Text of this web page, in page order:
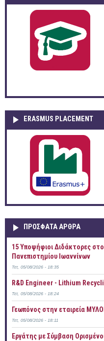
ERASMUS PLACEMENT
ΠΡOΣΦΑΤΑ AΡΘΡΑ
15 Υποψήφιοι Διδάκτορες
Πανεπιστημίου Ιωαννίνων
Τετ, 05/08/2026 - 18:35
R&D Engineer - Lithium
Τετ, 05/08/2026 - 18:24
Γεωπόνος στην εταιρεία
Τετ, 05/08/2026 - 18:11
Εργάτης με Σύμβαση